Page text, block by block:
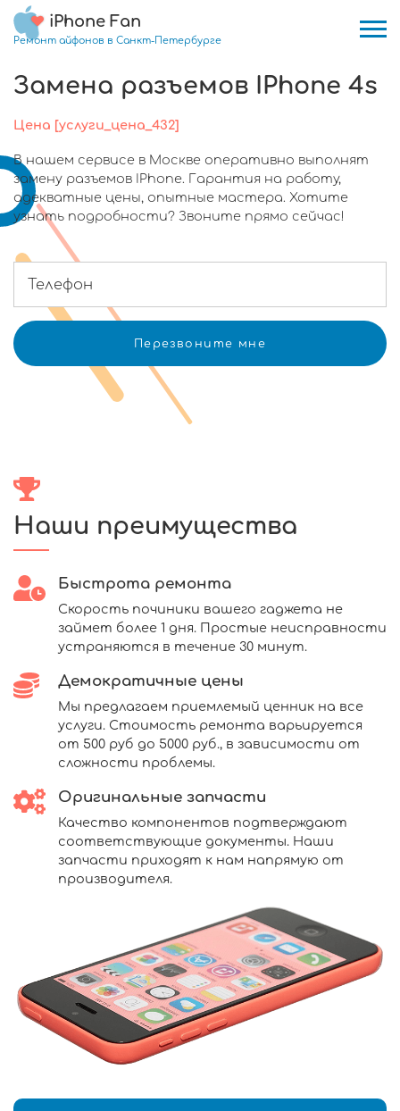
iPhone Fan
Ремонт айфонов в Санкт-Петербурге
Замена разъемов IPhone 4s
Цена [услуги_цена_432]
В нашем сервисе в Москве оперативно выполнят
замену разъемов IPhone. Гарантия на работу,
адекватные цены, опытные мастера. Хотите
узнать подробности? Звоните прямо сейчас!
Наши преимущества
Быстрота ремонта
Скорость починики вашего гаджета не
займет более 1 дня. Простые неисправности
устраняются в течение 30 минут.
Демократичные цены
Мы предлагаем приемлемый ценник на все
услуги. Стоимость ремонта варьируется
от 500 руб до 5000 руб., в зависимости от
сложности проблемы.
Оригинальные запчасти
Качество компонентов подтверждают
соответствующие документы. Наши
запчасти приходят к нам напрямую от
производителя.